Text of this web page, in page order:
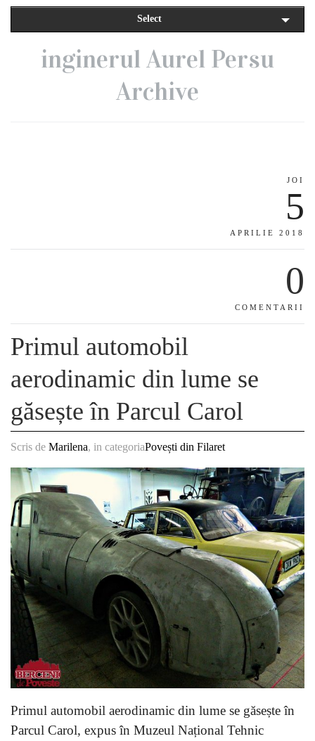
Select
inginerul Aurel Persu
Archive
JOI
5
APRILIE 2018
0
COMENTARII
Primul automobil
aerodinamic din lume se
găsește în Parcul Carol
Scris de Marilena, in categoriaPovești din Filaret
Primul automobil aerodinamic din lume se găsește în
Parcul Carol, expus în Muzeul Național Tehnic